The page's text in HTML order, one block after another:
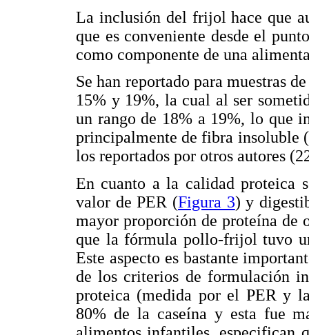
La inclusión del frijol hace que
que es conveniente desde el
como componente de una
Se han reportado para muestras
15% y 19%, la cual al ser
un rango de 18% a 19%, lo que
principalmente de fibra insoluble
los reportados por otros autores
En cuanto a la calidad proteica
valor de PER (Figura 3) y
mayor proporción de proteína de
que la fórmula pollo-frijol tuvo
Este aspecto es bastante
de los criterios de formulación
proteica (medida por el PER y
80% de la caseína y esta fue